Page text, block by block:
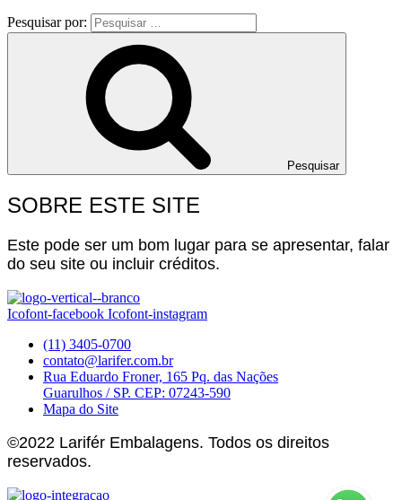
Pesquisar por:
Pesquisar
SOBRE ESTE SITE
Este pode ser um bom lugar para se apresentar, falar
do seu site ou incluir créditos.
Icofont-facebook Icofont-instagram
(11) 3405-0700
contato@larifer.com.br
Rua Eduardo Froner, 165 Pq. das Nações
Guarulhos / SP. CEP: 07243-590
Mapa do Site
©2022 Larifér Embalagens. Todos os direitos
reservados.